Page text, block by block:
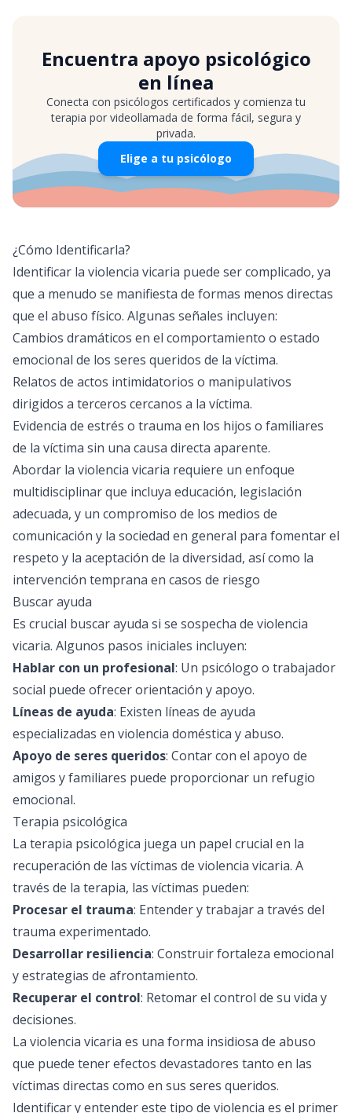
Encuentra apoyo psicológico
en línea
Conecta con psicólogos certificados y comienza tu
terapia por videollamada de forma fácil, segura y
privada.
Elige a tu psicólogo
¿Cómo Identificarla?
Identificar la violencia vicaria puede ser complicado, ya
que a menudo se manifiesta de formas menos directas
que el abuso físico. Algunas señales incluyen:
Cambios dramáticos en el comportamiento o estado
emocional de los seres queridos de la víctima.
Relatos de actos intimidatorios o manipulativos
dirigidos a terceros cercanos a la víctima.
Evidencia de estrés o trauma en los hijos o familiares
de la víctima sin una causa directa aparente.
Abordar la violencia vicaria requiere un enfoque
multidisciplinar que incluya educación, legislación
adecuada, y un compromiso de los medios de
comunicación y la sociedad en general para fomentar el
respeto y la aceptación de la diversidad, así como la
intervención temprana en casos de riesgo
Buscar ayuda
Es crucial buscar ayuda si se sospecha de violencia
vicaria. Algunos pasos iniciales incluyen:
Hablar con un profesional: Un psicólogo o trabajador
social puede ofrecer orientación y apoyo.
Líneas de ayuda: Existen líneas de ayuda
especializadas en violencia doméstica y abuso.
Apoyo de seres queridos: Contar con el apoyo de
amigos y familiares puede proporcionar un refugio
emocional.
Terapia psicológica
La terapia psicológica juega un papel crucial en la
recuperación de las víctimas de violencia vicaria. A
través de la terapia, las víctimas pueden:
Procesar el trauma: Entender y trabajar a través del
trauma experimentado.
Desarrollar resiliencia: Construir fortaleza emocional
y estrategias de afrontamiento.
Recuperar el control: Retomar el control de su vida y
decisiones.
La violencia vicaria es una forma insidiosa de abuso
que puede tener efectos devastadores tanto en las
víctimas directas como en sus seres queridos.
Identificar y entender este tipo de violencia es el primer